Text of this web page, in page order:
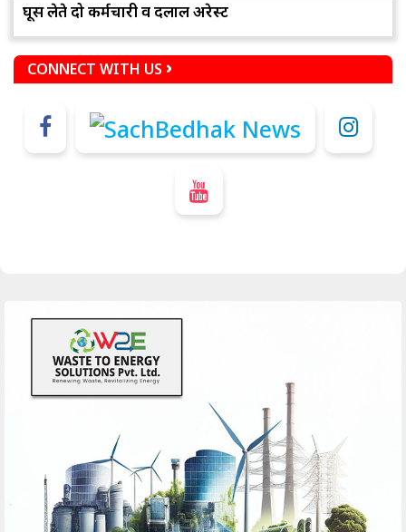
घूस लेते दो कर्मचारी व दलाल अरेस्ट
CONNECT WITH US